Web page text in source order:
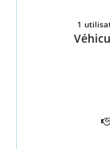
1